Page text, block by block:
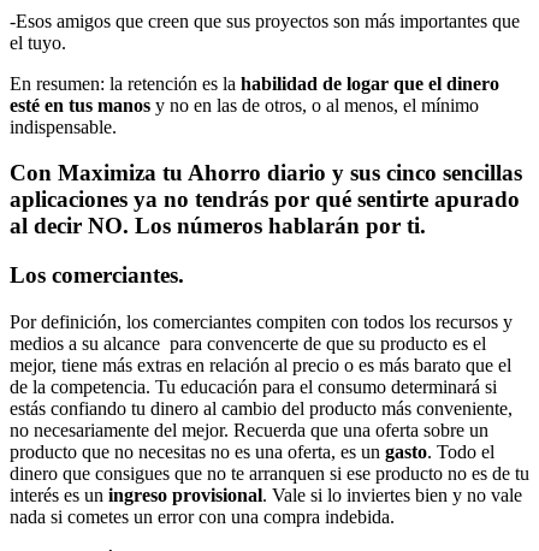
-Esos amigos que creen que sus proyectos son más importantes que
el tuyo.
En resumen: la retención es la habilidad de logar que el dinero
esté en tus manos y no en las de otros, o al menos, el mínimo
indispensable.
Con Maximiza tu Ahorro diario y sus cinco sencillas
aplicaciones ya no tendrás por qué sentirte apurado
al decir NO. Los números hablarán por ti.
Los comerciantes.
Por definición, los comerciantes compiten con todos los recursos y
medios a su alcance para convencerte de que su producto es el
mejor, tiene más extras en relación al precio o es más barato que el
de la competencia. Tu educación para el consumo determinará si
estás confiando tu dinero al cambio del producto más conveniente,
no necesariamente del mejor. Recuerda que una oferta sobre un
producto que no necesitas no es una oferta, es un gasto. Todo el
dinero que consigues que no te arranquen si ese producto no es de tu
interés es un ingreso provisional. Vale si lo inviertes bien y no vale
nada si cometes un error con una compra indebida.